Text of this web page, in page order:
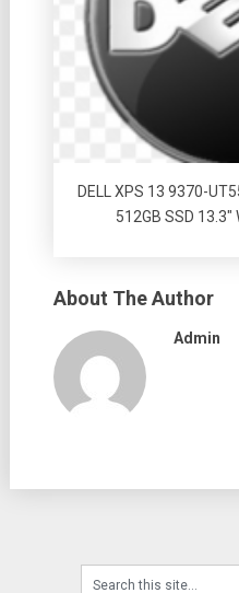
DELL XPS 13 9370-
512GB SSD 13.3″
About The Author
Admin